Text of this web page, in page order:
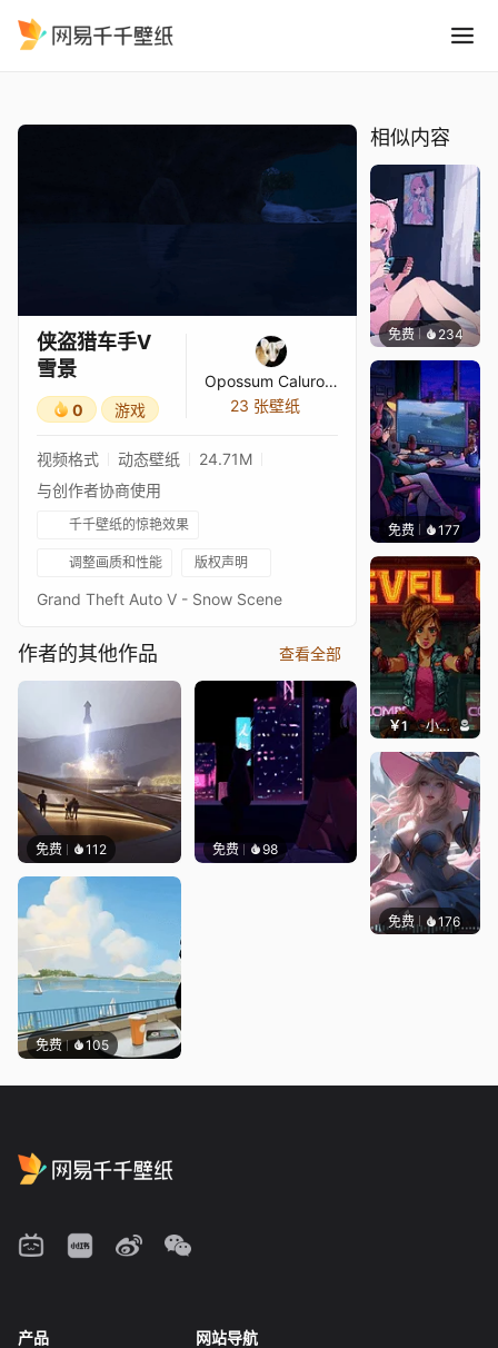
侠盗猎车手V
雪景
0 游戏
Opossum Caluromys Philander
23 张壁纸
视频格式 动态壁纸
24.71M
与创作者协商使用
千千壁纸的惊艳效果
调整画质和性能 版权声明
Grand Theft Auto V - Snow Scene
作者的其他作品 查看全部
免费 112 免费 98
免费 105
相似内容
免费 234好看
免费 177
￥1 小鹿子
免费 176｡
产品 网站导航